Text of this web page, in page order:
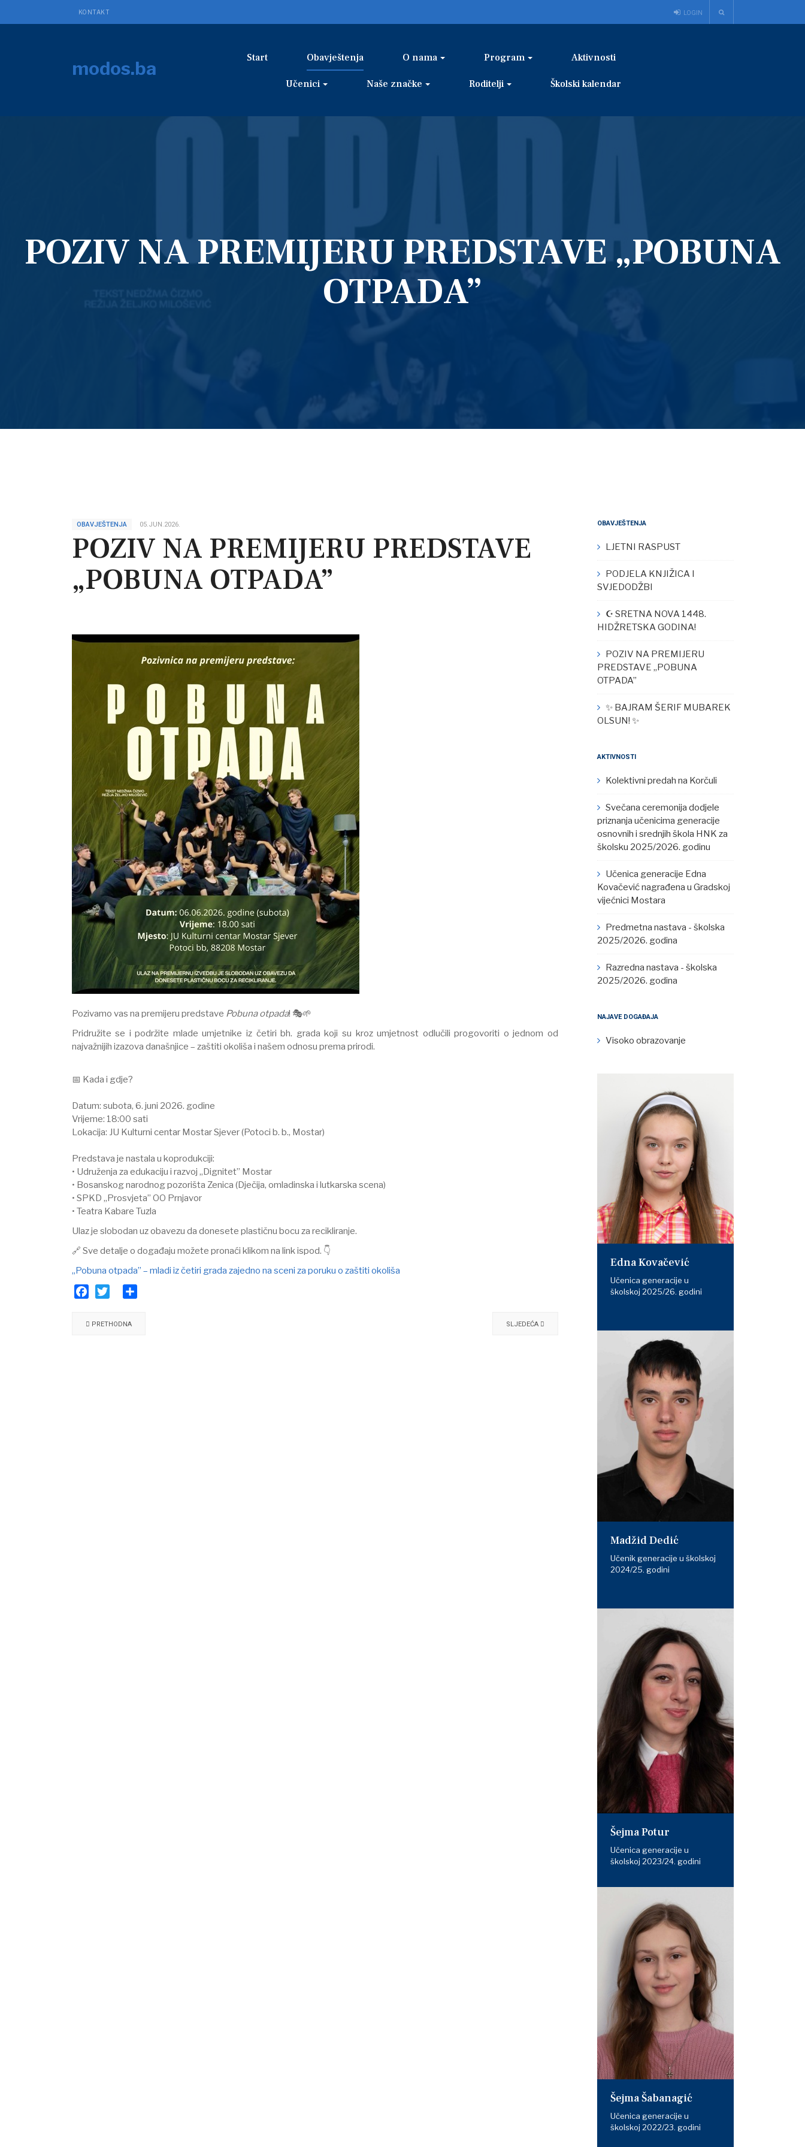
KONTAKT LOGIN
modos.ba Start Obavještenja O nama Program Aktivnosti
Učenici Naše značke Roditelji Školski kalendar
POZIV NA PREMIJERU PREDSTAVE „POBUNA
OTPADA”
OBAVJEŠTENJA 05.JUN.2026.
POZIV NA PREMIJERU PREDSTAVE
„POBUNA OTPADA”
Pozivamo vas na premijeru predstave Pobuna otpada! 🎭🌱
Pridružite se i podržite mlade umjetnike iz četiri bh. grada koji su kroz umjetnost odlučili progovoriti o jednom od
najvažnijih izazova današnjice – zaštiti okoliša i našem odnosu prema prirodi.
📅 Kada i gdje?
Datum: subota, 6. juni 2026. godine
Vrijeme: 18:00 sati
Lokacija: JU Kulturni centar Mostar Sjever (Potoci b. b., Mostar)
Predstava je nastala u koprodukciji:
• Udruženja za edukaciju i razvoj „Dignitet” Mostar
• Bosanskog narodnog pozorišta Zenica (Dječija, omladinska i lutkarska scena)
• SPKD „Prosvjeta” OO Prnjavor
• Teatra Kabare Tuzla
Ulaz je slobodan uz obavezu da donesete plastičnu bocu za recikliranje.
🔗 Sve detalje o događaju možete pronaći klikom na link ispod. 👇
„Pobuna otpada” – mladi iz četiri grada zajedno na sceni za poruku o zaštiti okoliša
PRETHODNA SLJEDEĆA
OBAVJEŠTENJA
LJETNI RASPUST
PODJELA KNJIŽICA I
SVJEDODŽBI
☪︎ SRETNA NOVA 1448.
HIDŽRETSKA GODINA!
POZIV NA PREMIJERU
PREDSTAVE „POBUNA
OTPADA”
✨ BAJRAM ŠERIF MUBAREK
OLSUN! ✨
AKTIVNOSTI
Kolektivni predah na Korčuli
Svečana ceremonija dodjele
priznanja učenicima generacije
osnovnih i srednjih škola HNK za
školsku 2025/2026. godinu
Učenica generacije Edna
Kovačević nagrađena u Gradskoj
vijećnici Mostara
Predmetna nastava - školska
2025/2026. godina
Razredna nastava - školska
2025/2026. godina
NAJAVE DOGAĐAJA
Visoko obrazovanje
Edna Kovačević
Učenica generacije u
školskoj 2025/26. godini
Madžid Dedić
Učenik generacije u školskoj
2024/25. godini
Šejma Potur
Učenica generacije u
školskoj 2023/24. godini
Šejma Šabanagić
Učenica generacije u
školskoj 2022/23. godini